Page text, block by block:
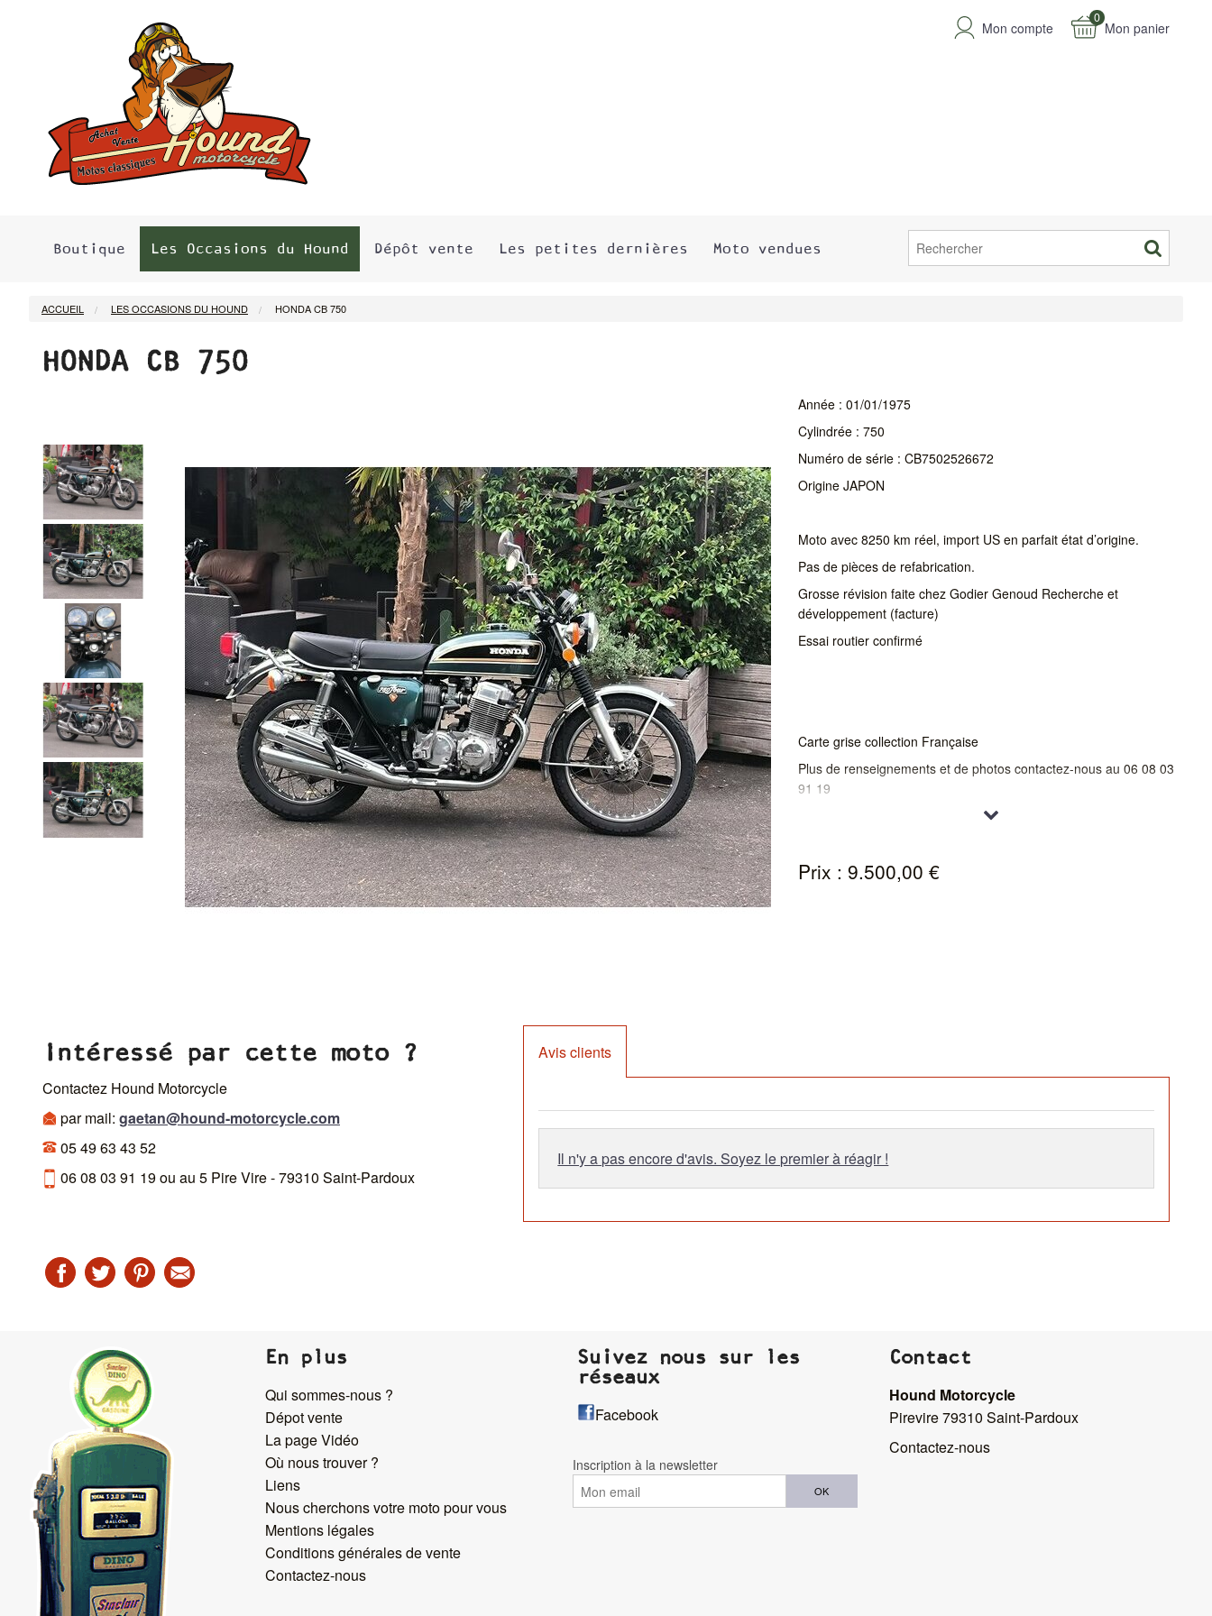
0
Mon panier
Mon compte
Boutique Les Occasions du Hound Dépôt vente Les petites dernières Moto vendues
ACCUEIL LES OCCASIONS DU HOUND HONDA CB 750
HONDA CB 750
Année : 01/01/1975
Cylindrée : 750
Numéro de série : CB7502526672
Origine JAPON
Moto avec 8250 km réel, import US en parfait état d’origine.
Pas de pièces de refabrication.
Grosse révision faite chez Godier Genoud Recherche et
développement (facture)
Essai routier confirmé
Carte grise collection Française
Plus de renseignements et de photos contactez-nous au 06 08 03
91 19
Prix : 9.500,00 €
Intéressé par cette moto ?
Contactez Hound Motorcycle
par mail: gaetan@hound-motorcycle.com
05 49 63 43 52
06 08 03 91 19 ou au 5 Pire Vire - 79310 Saint-Pardoux
Avis clients
Il n'y a pas encore d'avis. Soyez le premier à réagir !
En plus
Qui sommes-nous ?
Dépot vente
La page Vidéo
Où nous trouver ?
Liens
Nous cherchons votre moto pour vous
Mentions légales
Conditions générales de vente
Contactez-nous
Suivez nous sur les
réseaux
Facebook
Inscription à la newsletter
OK
Contact
Hound Motorcycle
Pirevire 79310 Saint-Pardoux
Contactez-nous